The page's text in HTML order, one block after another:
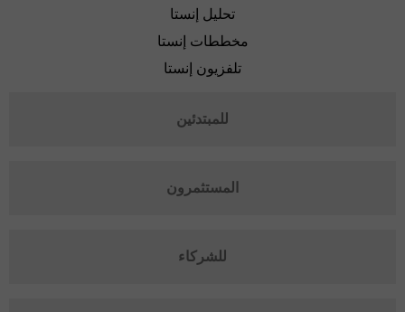
تحليل إنستا
مخططات إنستا
تلفزيون إنستا
للمبتدئين
المستثمرون
للشركاء